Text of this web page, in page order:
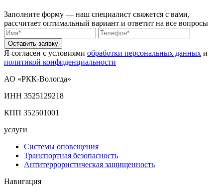
Заполните форму — наш специалист свяжется с вами,
рассчитает оптимальный вариант и ответит на всe вопросы
Оставить заявку
Я согласен с условиями обработки персональных данных и
политикой конфиденциальности
АО «РКК-Вологда»
ИНН 3525129218
КПП 352501001
услуги
Системы оповещения
Транспортная безопасность
Антитеррористическая защищенность
Навигация